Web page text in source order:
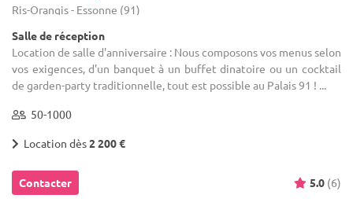
Ris-Orangis - Essonne (91)
Salle de réception
Location de salle d'anniversaire : Nous composons vos menus selon
vos exigences, d'un banquet à un buffet dinatoire ou un cocktail
de garden-party traditionnelle, tout est possible au Palais 91 ! ...
50-1000
Location dès2 200 €
Contacter 5.0 (6)